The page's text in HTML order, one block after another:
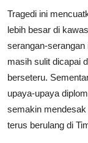
Tragedi ini
lebih besar di
serangan-
masih sulit dicapai
berseteru.
upaya-upaya
semakin
terus berulang di